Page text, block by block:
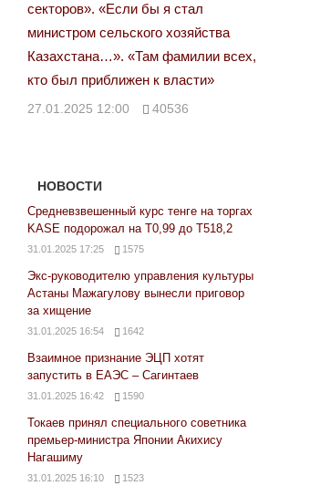
секторов». «Если бы я стал
министром сельского хозяйства
Казахстана…». «Там фамилии всех,
кто был приближен к власти»
27.01.2025 12:00 40536
НОВОСТИ
Средневзвешенный курс тенге на торгах
KASE подорожал на Т0,99 до Т518,2
31.01.2025 17:25 1575
Экс-руководителю управления культуры
Астаны Мажагулову вынесли приговор
за хищение
31.01.2025 16:54 1642
Взаимное признание ЭЦП хотят
запустить в ЕАЭС – Сагинтаев
31.01.2025 16:42 1590
Токаев принял специального советника
премьер-министра Японии Акихису
Нагашиму
31.01.2025 16:10 1523